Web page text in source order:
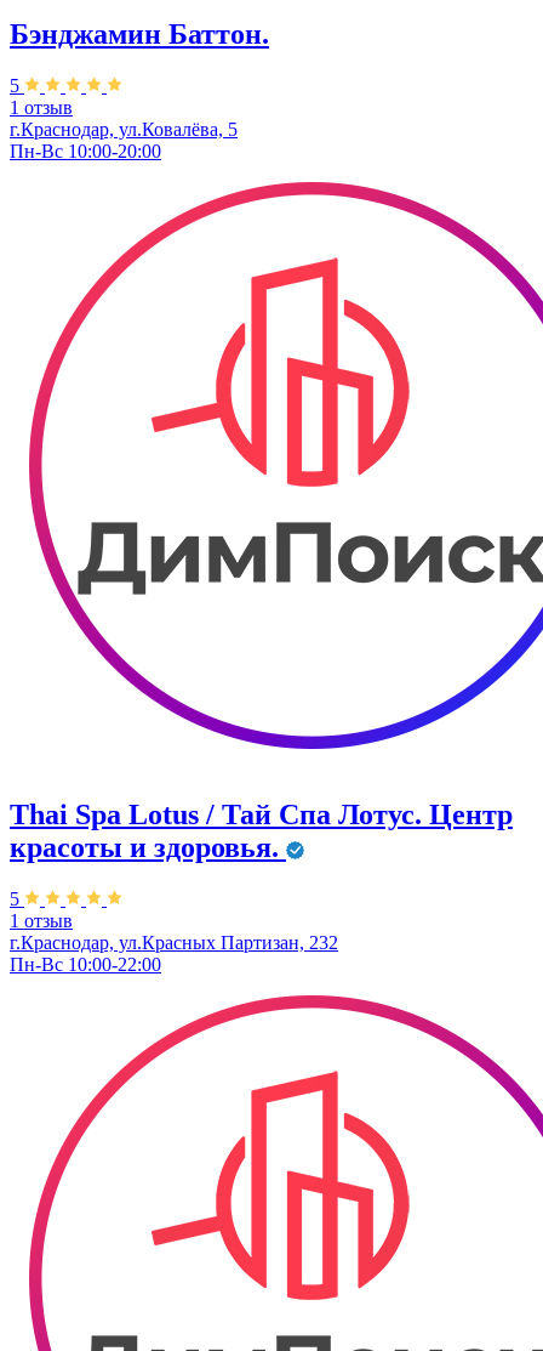
Бэнджамин Баттон.
5
1 отзыв
г.Краснодар, ул.Ковалёва, 5
Пн-Вс 10:00-20:00
Thai Spa Lotus / Тай Спа Лотус. Центр
красоты и здоровья.
5
1 отзыв
г.Краснодар, ул.Красных Партизан, 232
Пн-Вс 10:00-22:00